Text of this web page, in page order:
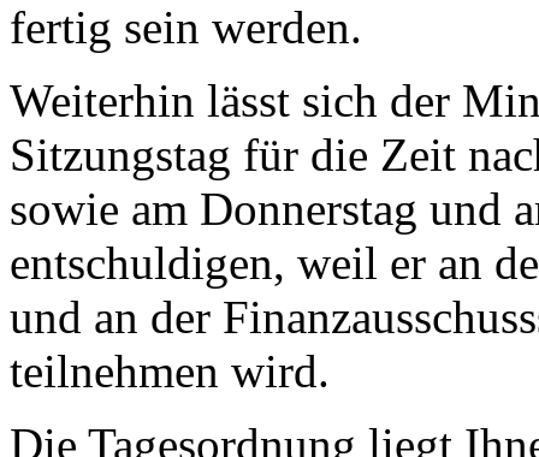
fertig sein werden.
Weiterhin lässt sich der
Sitzungstag für die Zeit
sowie am Donnerstag und
entschuldigen, weil er an
und an der
teilnehmen wird.
Die Tagesordnung liegt